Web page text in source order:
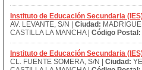
Instituto de Educación Secundaria
AV. LEVANTE, S/N | Ciudad:
CASTILLA LA MANCHA | Código Postal:
Instituto de Educación Secundaria
CL. FUENTE SOMERA, S/N | Ciudad: